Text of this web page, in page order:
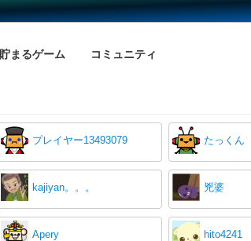
貯まるゲーム コミュニティ
プレイヤー13493079 たっくん
kajiyan。。。 兇婆
Apery hito4241